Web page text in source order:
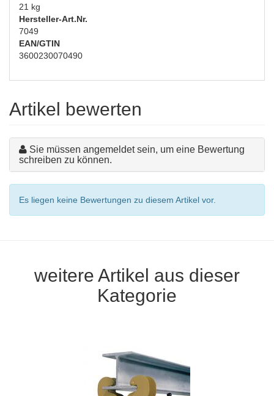
21 kg
Hersteller-Art.Nr.
7049
EAN/GTIN
3600230070490
Artikel bewerten
Sie müssen angemeldet sein, um eine Bewertung
schreiben zu können.
Es liegen keine Bewertungen zu diesem Artikel vor.
weitere Artikel aus dieser
Kategorie